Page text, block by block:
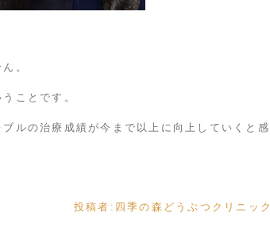
。
ことです。
ルの治療成績が今まで以上に向上していくと感
投稿者: 四季の森どうぶつクリニック